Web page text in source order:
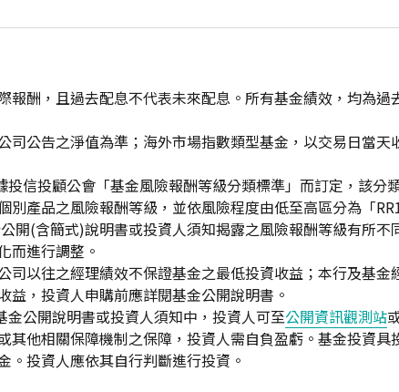
酬，且過去配息不代表未來配息。所有基金績效，均為過
公告之淨值為準；海外市場指數類型基金，以交易日當天
信投顧公會「基金風險報酬等級分類標準」而訂定，該分
產品之風險報酬等級，並依風險程度由低至高區分為「
開(含簡式)說明書或投資人須知揭露之風險報酬等級有所不
而進行調整。
以往之經理績效不保證基金之最低投資收益；本行及基金
，投資人申購前應詳閱基金公開說明書。
公開說明書或投資人須知中，投資人可至公開資訊觀測站
他相關保障機制之保障，投資人需自負盈虧。基金投資具
投資人應依其自行判斷進行投資。